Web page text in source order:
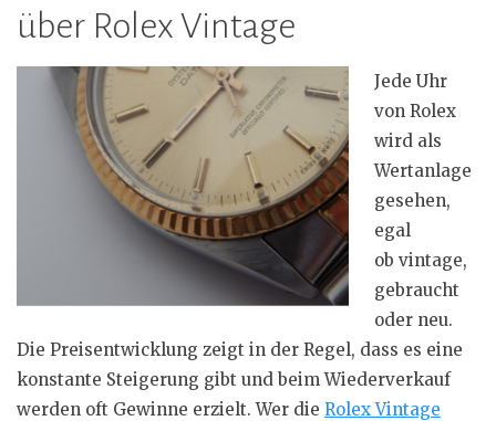
über Rolex Vintage
Jede Uhr
von Rolex
wird als
Wertanlage
gesehen,
egal
ob vintage,
gebraucht
oder neu.
Die Preisentwicklung zeigt in der Regel, dass es eine
konstante Steigerung gibt und beim Wiederverkauf
werden oft Gewinne erzielt. Wer die Rolex Vintage